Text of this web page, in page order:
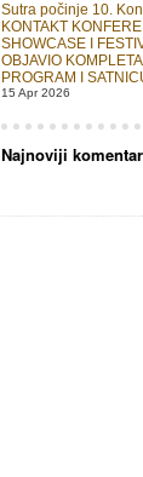
Sutra počinje 10.
KONTAKT
SHOWCASE I
OBJAVIO
PROGRAM I
15 Apr 2026
Najnoviji